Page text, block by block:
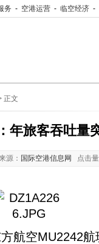
务 - 空港运营 - 临空经济 -
正文
年旅客吞吐量
源： 国际空港信息网 点击
空MU2242航